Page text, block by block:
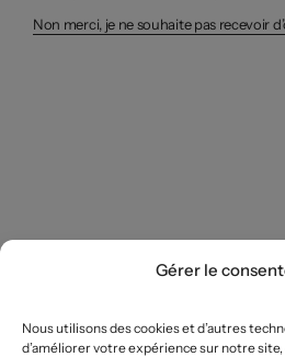
Gérer le
Nous utilisons des cookies et d’autres
d’améliorer votre expérience sur notre
Non merci, je ne souhaite pas recevoir